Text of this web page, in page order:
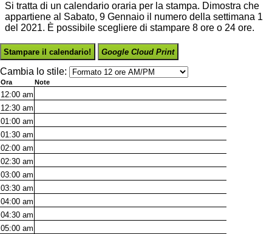
Si tratta di un calendario oraria per la stampa. Dimostra che
appartiene al Sabato, 9 Gennaio il numero della settimana 1
del 2021. È possibile scegliere di stampare 8 ore o 24 ore.
Stampare il calendario! Google Cloud Print
Cambia lo stile:
Ora Note
12:00 am
12:30 am
01:00 am
01:30 am
02:00 am
02:30 am
03:00 am
03:30 am
04:00 am
04:30 am
05:00 am